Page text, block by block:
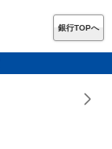
銀行TOPへ